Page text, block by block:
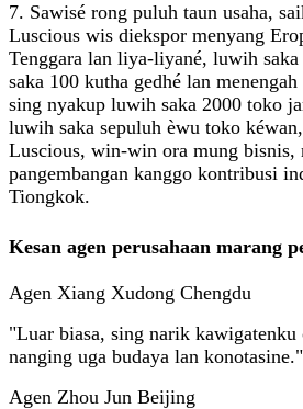
7. Sawisé rong puluh taun usaha,
Luscious wis diekspor menyang
Tenggara lan liya-liyané, luwih
saka 100 kutha gedhé lan
sing nyakup luwih saka 2000 toko
luwih saka sepuluh èwu toko
Luscious, win-win ora mung bisnis,
pangembangan kanggo kontribusi
Tiongkok.
Kesan agen perusahaan marang
Agen Xiang Xudong Chengdu
"Luar biasa, sing narik kawigatenku
nanging uga budaya lan konotasine."
Agen Zhou Jun Beijing